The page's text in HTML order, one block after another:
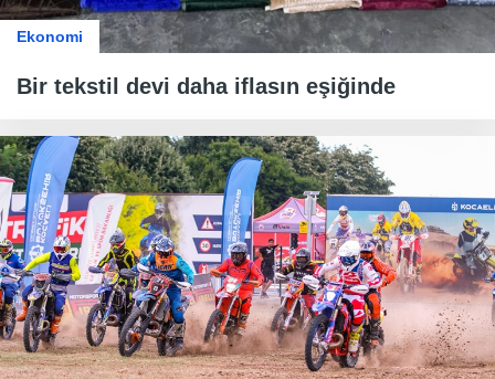
Ekonomi
Bir tekstil devi daha iflasın eşiğinde